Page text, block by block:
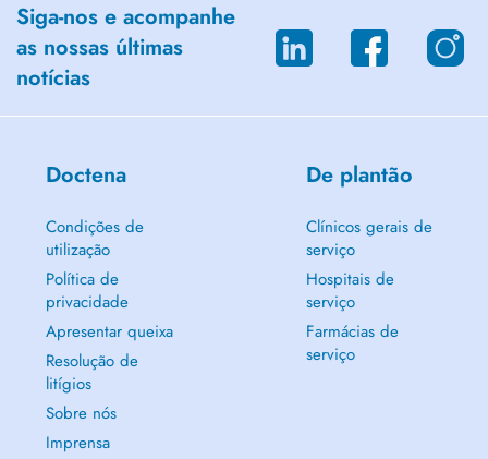
Siga-nos e acompanhe
as nossas últimas
notícias
Doctena
Condições de
utilização
Política de
privacidade
Apresentar queixa
Resolução de
litígios
Sobre nós
Imprensa
De plantão
Clínicos gerais de
serviço
Hospitais de
serviço
Farmácias de
serviço